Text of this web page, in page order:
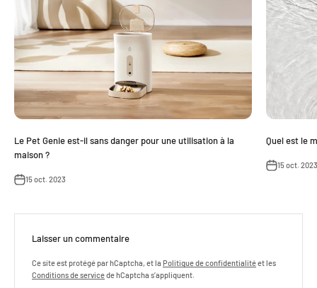
Le Pet Genie est-il sans danger pour une utilisation à la
maison ?
15 oct. 2023
Quel est le
15 oct. 2023
Laisser un commentaire
Ce site est protégé par hCaptcha, et la Politique de confidentialitéet les
Conditions de servicede hCaptcha s’appliquent.